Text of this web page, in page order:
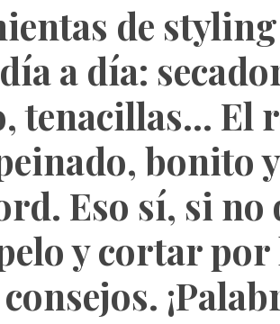
de
a día:
tenacillas… El
bonito
Eso sí, si no
y cortar por